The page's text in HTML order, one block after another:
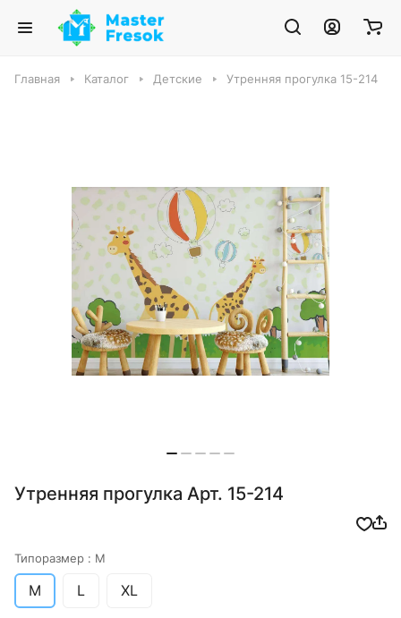
Главная Каталог Детские Утренняя прогулка 15-214
Утренняя прогулка Арт. 15-214
Типоразмер : M
M L XL